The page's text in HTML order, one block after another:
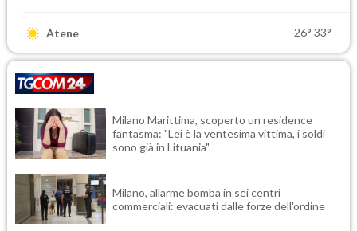
Atene 26° 33°
Milano Marittima, scoperto un residence
fantasma: "Lei è la ventesima vittima, i soldi
sono già in Lituania"
Milano, allarme bomba in sei centri
commerciali: evacuati dalle forze dell'ordine